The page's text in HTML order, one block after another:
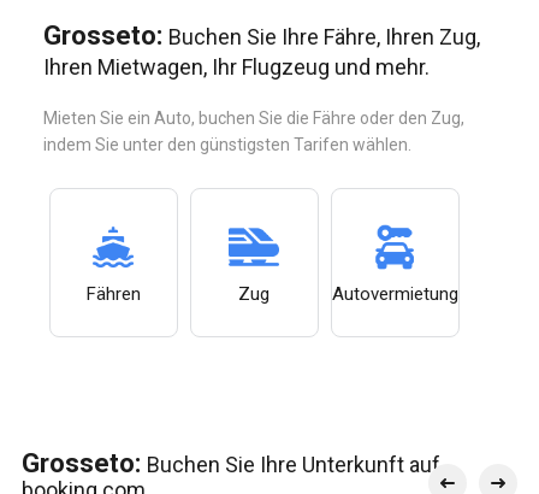
Grosseto: Buchen Sie Ihre Fähre, Ihren Zug,
Ihren Mietwagen, Ihr Flugzeug und mehr.
Mieten Sie ein Auto, buchen Sie die Fähre oder den Zug,
indem Sie unter den günstigsten Tarifen wählen.
Fähren Zug Autovermietung
Grosseto: Buchen Sie Ihre Unterkunft auf